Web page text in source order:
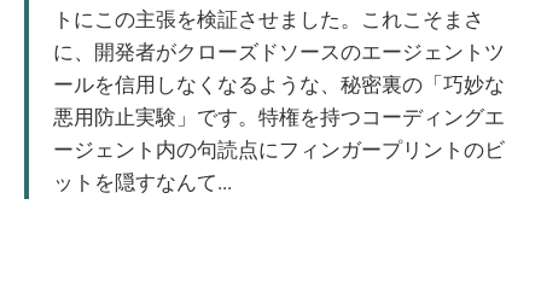
トにこの主張を検証させました。これこそまさ
に、開発者がクローズドソースのエージェントツ
ールを信用しなくなるような、秘密裏の「巧妙な
悪用防止実験」です。特権を持つコーディングエ
ージェント内の句読点にフィンガープリントのビ
ットを隠すなんて...